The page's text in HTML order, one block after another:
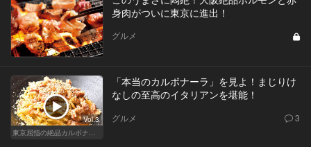
身肉がついに東京に進出！
グルメ
Vol.3
東京屈指の絶品カルボナーラ！すぐに行きたくなる美味しい人気店
「本当のカルボナーラ」を見よ！まじりけ
なしの至高のイタリアンを堪能！
グルメ 3